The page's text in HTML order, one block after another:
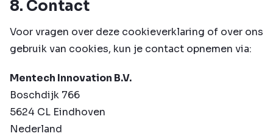
8. Contact
Voor vragen over deze cookieverklaring of over ons
gebruik van cookies, kun je contact opnemen via:
Mentech Innovation B.V.
Boschdijk 766
5624 CL Eindhoven
Nederland